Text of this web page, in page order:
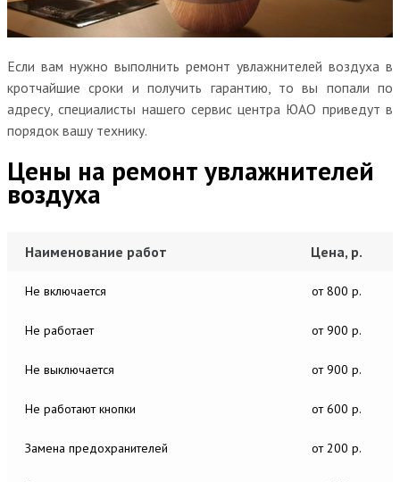
Если вам нужно выполнить ремонт увлажнителей воздуха в
кротчайшие сроки и получить гарантию, то вы попали по
адресу, специалисты нашего сервис центра ЮАО приведут в
порядок вашу технику.
Цены на ремонт увлажнителей
воздуха
Наименование работ Цена, р.
Не включается от 800 р.
Не работает от 900 р.
Не выключается от 900 р.
Не работают кнопки от 600 р.
Замена предохранителей от 200 р.